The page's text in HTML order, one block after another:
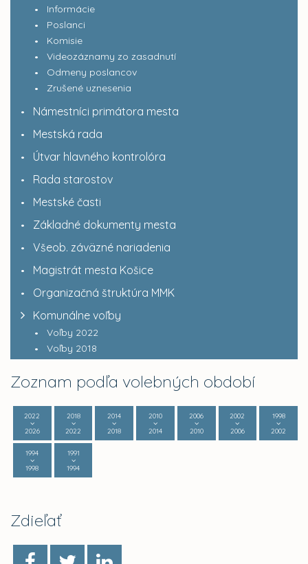
Informácie
Poslanci
Komisie
Videozáznamy zo zasadnutí
Odmeny poslancov
Zrušené uznesenia
Námestníci primátora mesta
Mestská rada
Útvar hlavného kontrolóra
Rada starostov
Mestské časti
Základné dokumenty mesta
Všeob. záväzné nariadenia
Magistrát mesta Košice
Organizačná štruktúra MMK
Komunálne voľby
Voľby 2022
Voľby 2018
Zoznam podľa volebných období
2022
2026
2018
2022
2014
2018
2010
2014
2006
2010
2002
2006
1998
2002
1994
1998
1991
1994
Zdieľať